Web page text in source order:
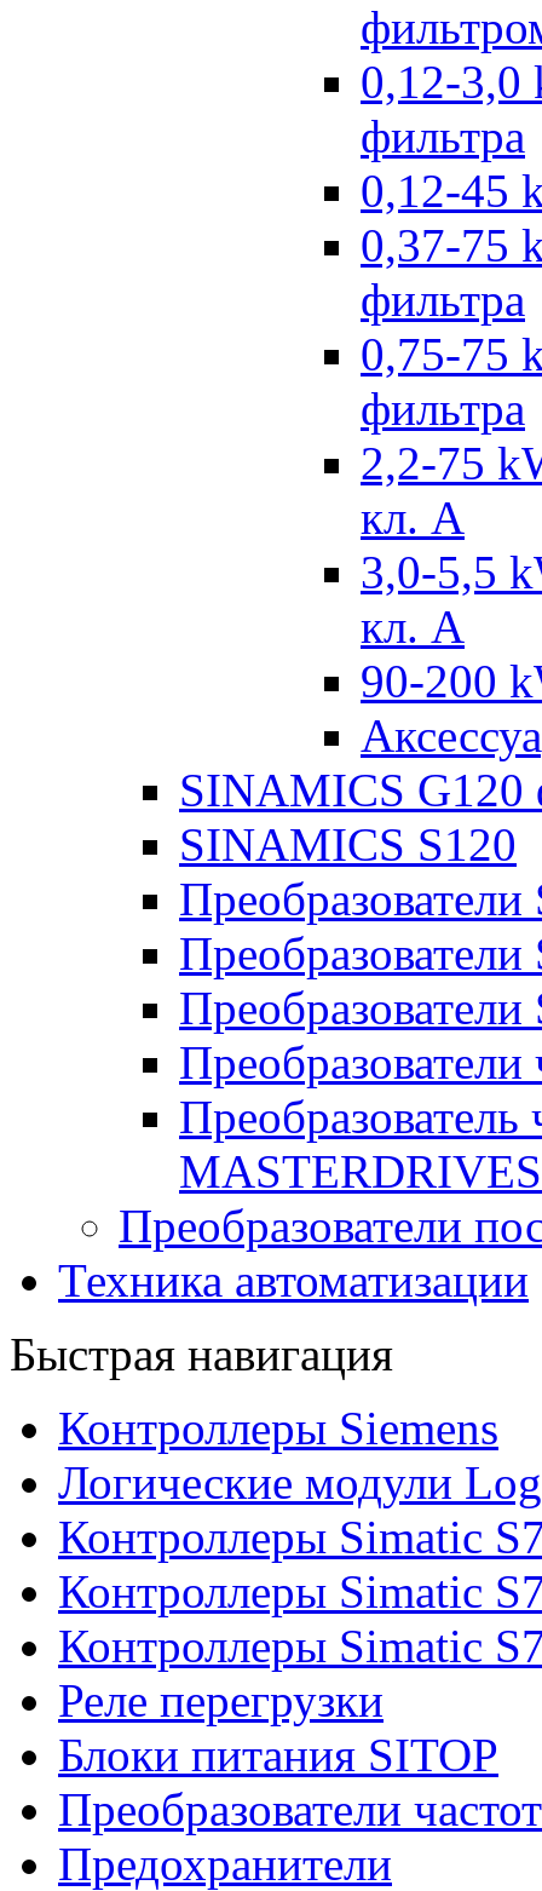
0,12-3,0
фильтра
0,12-45
0,37-75
фильтра
0,75-75
фильтра
2,2-75
кл. А
3,0-5,5
кл. А
90-200
SINAMICS G120
SINAMICS S120
MASTERDRIVES
Преобразователи
Техника автоматизации
Быстрая навигация
Контроллеры Siemens
Логические модули
Контроллеры Simatic
Контроллеры Simatic
Контроллеры Simatic
Реле перегрузки
Блоки питания SITOP
Преобразователи
Предохранители